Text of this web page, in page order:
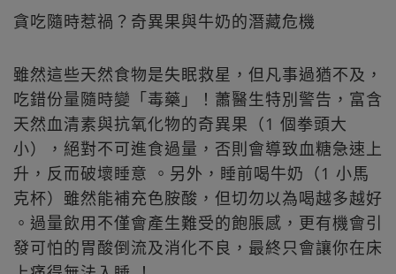
貪吃隨時惹禍？奇異果與牛奶的潛藏危機
雖然這些天然食物是失眠救星，但凡事過猶不及，
吃錯份量隨時變「毒藥」！蕭醫生特別警告，富含
天然血清素與抗氧化物的奇異果（1 個拳頭大
小），絕對不可進食過量，否則會導致血糖急速上
升，反而破壞睡意 。另外，睡前喝牛奶（1 小馬
克杯）雖然能補充色胺酸，但切勿以為喝越多越好
。過量飲用不僅會產生難受的飽脹感，更有機會引
發可怕的胃酸倒流及消化不良，最終只會讓你在床